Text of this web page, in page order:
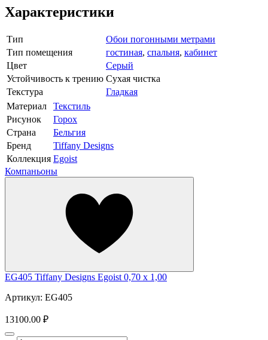
Характеристики
Тип
Обои погонными метрами
Тип помещения
гостиная, спальня, кабинет
Цвет
Серый
Устойчивость к трению Сухая чистка
Текстура
Гладкая
Материал
Текстиль
Рисунок
Горох
Страна
Бельгия
Бренд
Tiffany Designs
Коллекция Egoist
Компаньоны
EG405 Tiffany Designs Egoist 0,70 x 1,00
Артикул: EG405
13100.00 ₽